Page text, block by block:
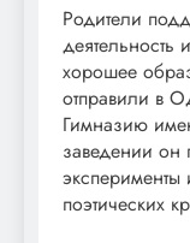
Родители
деятельность
хорошее
отправили в
Гимназию
заведении он
эксперименты
поэтических